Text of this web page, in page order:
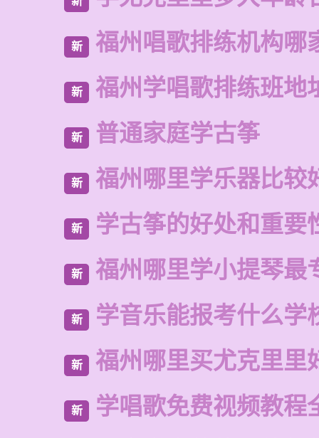
新 福州唱歌排练机构哪
新 福州学唱歌排练班地
新 普通家庭学古筝
新 福州哪里学乐器比较
新 学古筝的好处和重要
新 福州哪里学小提琴最
新 学音乐能报考什么学
新 福州哪里买尤克里里
新 学唱歌免费视频教程